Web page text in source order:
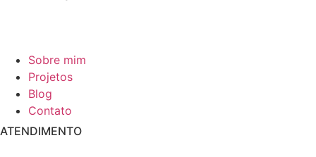
Sobre mim
Projetos
Blog
Contato
ATENDIMENTO